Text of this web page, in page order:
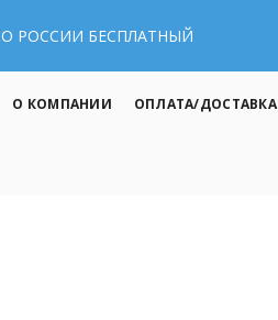
РОССИИ БЕСПЛАТНЫЙ
О КОМПАНИИ ОПЛАТА/ДОСТАВКА